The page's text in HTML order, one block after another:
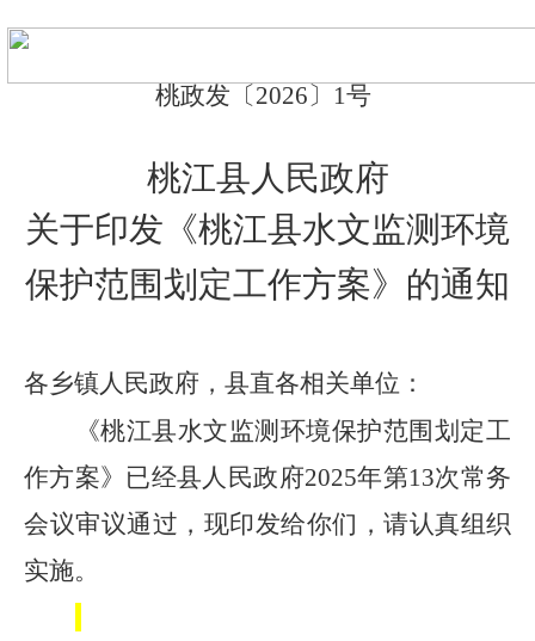
桃政发 〔2026〕 1号
桃江县人民政府
关于印发《桃江县水文监测环境
保护范围划定工作方案》的通知
各乡镇人民政府，县直各相关单位：
《桃江县水文监测环境保护范围划定工
作方案》已经县人民政府2025年第13次常务
会议审议通过，现印发给你们，请认真组织
实施。